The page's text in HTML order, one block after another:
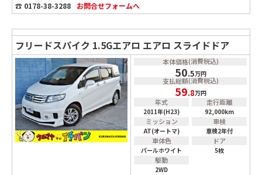
☎ 0178-38-3288
お問合せフォームへ
フリードスパイク 1.5Gエアロ エアロ スライドドア
本体価格(消費税込)
50.5万円
支払総額(消費税込)
59.8万円
年式
2011年(H23)
走行距離
92,000km
ミッション
AT(オートマ)
車検
車検2年付
車体色
パールホワイト
ドア
5枚
駆動
2WD